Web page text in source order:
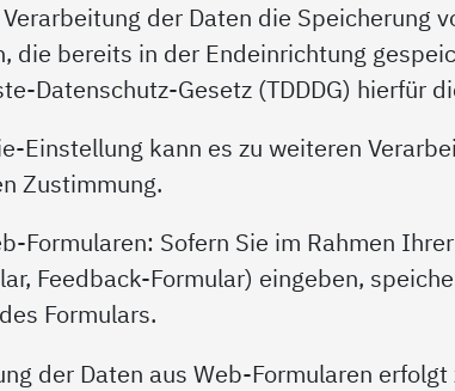
der Daten die
die bereits in der Endeinrichtung
Datenschutz-Gesetz (TDDDG) hierfür
Einstellung kann es zu weiteren
Zustimmung.
Formularen: Sofern Sie im Rahmen
Feedback-Formular) eingeben,
Formulars.
der Daten aus Web-Formularen